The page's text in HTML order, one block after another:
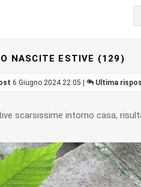
NASCITE ESTIVE (129)
6 Giugno 2024 22:05 | Ultima
scarsissime intorno casa,